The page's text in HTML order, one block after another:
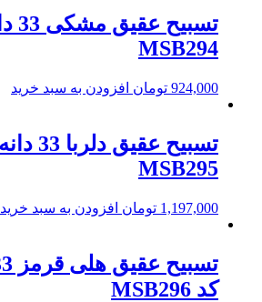
MSB294
924,000 تومان افزودن به سبد خرید
MSB295
1,197,000 تومان افزودن به سبد خرید
کد MSB296